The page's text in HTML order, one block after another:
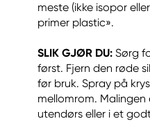
meste (ikke isopor
primer plastic».
SLIK GJØR DU: Sørg
først. Fjern den røde
før bruk. Spray på
mellomrom.
utendørs eller i et